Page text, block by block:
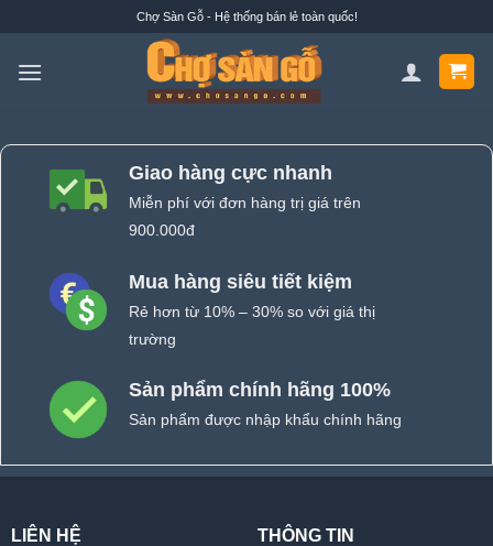
nội
Chợ Sàn Gỗ - Hệ thống bán lẻ toàn quốc!
Giao hàng cực nhanh
Miễn phí với đơn hàng trị giá trên
900.000đ
Mua hàng siêu tiết kiệm
Rẻ hơn từ 10% – 30% so với giá thị
trường
Sản phẩm chính hãng 100%
Sản phẩm được nhập khẩu chính hãng
LIÊN HỆ THÔNG TIN